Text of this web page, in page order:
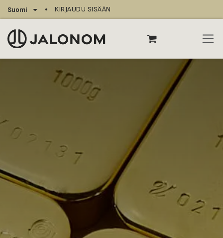
Siirry sisältöön
Suomi KIRJAUDU SISÄÄN